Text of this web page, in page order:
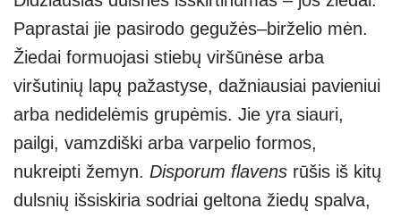
Paprastai jie pasirodo gegužės–birželio mėn.
Žiedai formuojasi stiebų viršūnėse arba
viršutinių lapų pažastyse, dažniausiai pavieniui
arba nedidelėmis grupėmis. Jie yra siauri,
pailgi, vamzdiški arba varpelio formos,
nukreipti žemyn. Disporum flavens rūšis iš kitų
dulsnių išsiskiria sodriai geltona žiedų spalva,